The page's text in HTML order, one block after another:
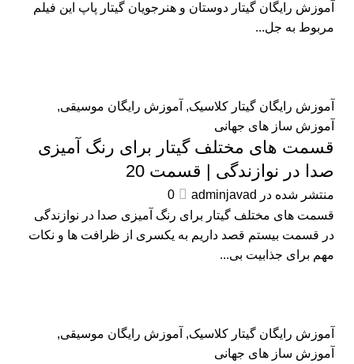
آموزش رایگان گیتار دوستان و هنرجویان گیتار پاپ این فیلم
مربوط به جل...
آموزش رایگان گیتار کلاسیک, آموزش رایگان موسیقی,
آموزش ساز های جهانی
قسمت های مختلف گیتار برای رنگ آمیزی
صدا در نوازندگی | قسمت 20
منتشر شده در adminjavad
0
قسمت های مختلف گیتار برای رنگ آمیزی صدا در نوازندگی
در قسمت بیستم قصد داریم به یکسری از ظرافت ها و نکات
مهم برای جذابیت بی...
آموزش رایگان گیتار کلاسیک, آموزش رایگان موسیقی,
آموزش ساز های جهانی